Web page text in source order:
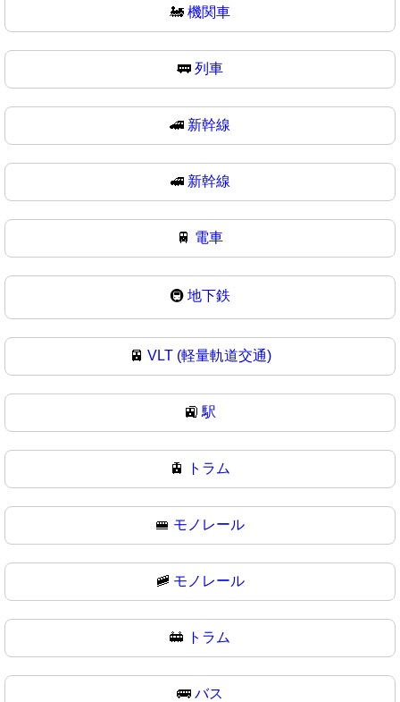
🚂 機関車
🚃 列車
🚄 新幹線
🚅 新幹線
🚆 電車
🚇 地下鉄
🚈 VLT (軽量軌道交通)
🚉 駅
🚊 トラム
🚝 モノレール
🚞 モノレール
🚋 トラム
🚌 バス